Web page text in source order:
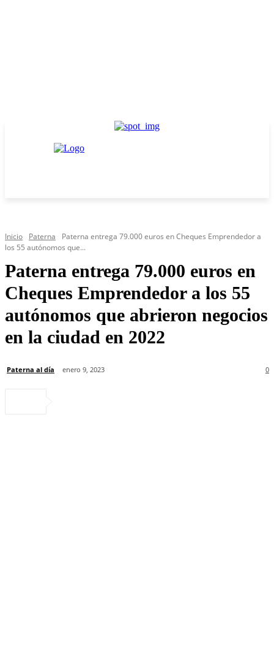
Inicio Paterna
Paterna entrega 79.000 euros en Cheques Emprendedor a
los 55 autónomos que...
Paterna entrega 79.000 euros en
Cheques Emprendedor a los 55
autónomos que abrieron negocios
en la ciudad en 2022
Paterna al día enero 9, 2023 0